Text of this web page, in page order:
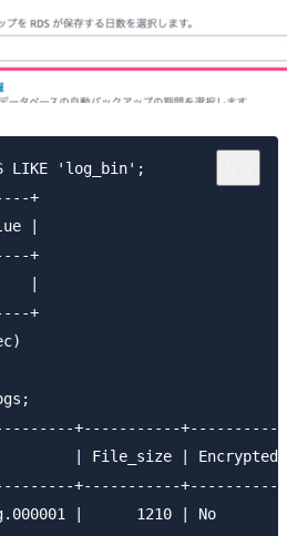
LIKE 'log_bin';
+
|
+
|
+
+-----------+-----------
| File_size | Encrypted
+-----------+-----------
|      1210 | No